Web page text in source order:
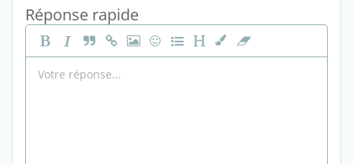
Réponse rapide